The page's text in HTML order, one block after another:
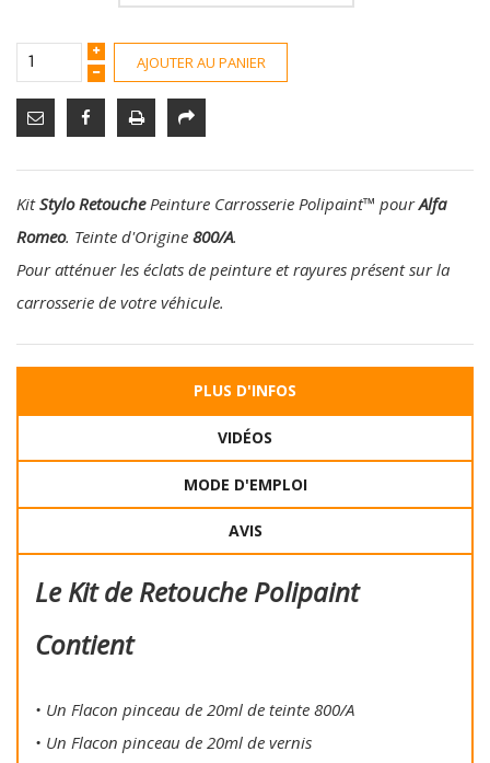
AJOUTER AU PANIER
KitStylo RetouchePeinture Carrosserie Polipaint™ pourAlfa
Romeo. Teinte d'Origine 800/A.
Pour atténuer les éclats de peinture et rayures présent sur la
carrosserie de votre véhicule.
PLUS D'INFOS
VIDÉOS
MODE D'EMPLOI
AVIS
Le Kit de Retouche Polipaint
Contient
• Un Flacon pinceau de 20ml de teinte 800/A
• Un Flacon pinceau de 20ml de vernis